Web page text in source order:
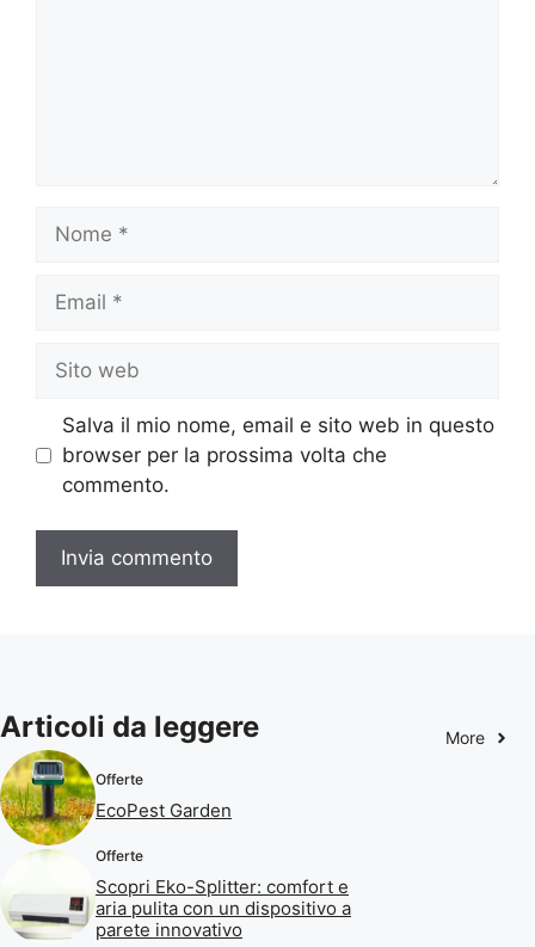
web
Salva il mio nome, email e sito web in questo
browser per la prossima volta che
commento.
Articoli da leggere More
Offerte
EcoPest Garden
Offerte
Scopri Eko-Splitter: comfort e
aria pulita con un dispositivo a
parete innovativo